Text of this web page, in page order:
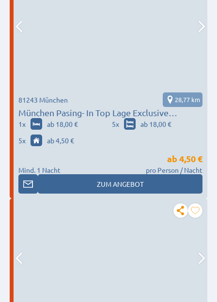
München Pasing- In Top Lage Exclusive
Appartments bis zu 20 Personen
81243 München 28,77 km
1x ab 18,00 € 5x
ab 18,00 €
5x ab 4,50 €
Mind. 1 Nacht
ab 4,50 €
pro Person / Nacht
ZUM ANGEBOT